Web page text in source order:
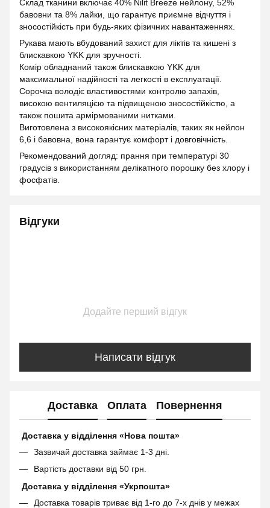
Склад тканини включає 40% Nilit Breeze нейлону, 52%
бавовни та 8% лайки, що гарантує приємне відчуття і
зносостійкість при будь-яких фізичних навантаженнях.
Рукава мають вбудований захист для ліктів та кишені з
блискавкою YKK для зручності.
Комір обладнаний також блискавкою YKK для
максимальної надійності та легкості в експлуатації.
Сорочка володіє властивостями контролю запахів,
високою вентиляцією та підвищеною зносостійкістю, а
також пошита армірмованими нитками.
Виготовлена з високоякісних матеріалів, таких як нейлон
6,6 і бавовна, вона гарантує комфорт і довговічність.
Рекомендований догляд: прання при температурі 30
градусів з використанням делікатного порошку без хлору і
фосфатів.
Відгуки
Додайте перший відгук
Написати відгук
Доставка Оплата Повернення
Доставка у відділення «Нова пошта»
Зазвичай доставка займає 1-3 дні.
Вартість доставки від 50 грн.
Доставка у відділення «Укрпошта»
Доставка товарів триває від 1-го до 7-х днів у межах